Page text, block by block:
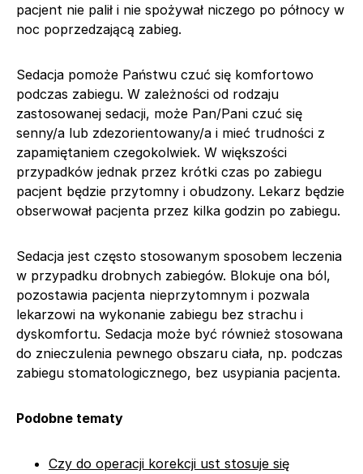
pacjent nie palił i nie spożywał niczego po północy w
noc poprzedzającą zabieg.
Sedacja pomoże Państwu czuć się komfortowo
podczas zabiegu. W zależności od rodzaju
zastosowanej sedacji, może Pan/Pani czuć się
senny/a lub zdezorientowany/a i mieć trudności z
zapamiętaniem czegokolwiek. W większości
przypadków jednak przez krótki czas po zabiegu
pacjent będzie przytomny i obudzony. Lekarz będzie
obserwował pacjenta przez kilka godzin po zabiegu.
Sedacja jest często stosowanym sposobem leczenia
w przypadku drobnych zabiegów. Blokuje ona ból,
pozostawia pacjenta nieprzytomnym i pozwala
lekarzowi na wykonanie zabiegu bez strachu i
dyskomfortu. Sedacja może być również stosowana
do znieczulenia pewnego obszaru ciała, np. podczas
zabiegu stomatologicznego, bez usypiania pacjenta.
Podobne tematy
Czy do operacji korekcji ust stosuje się